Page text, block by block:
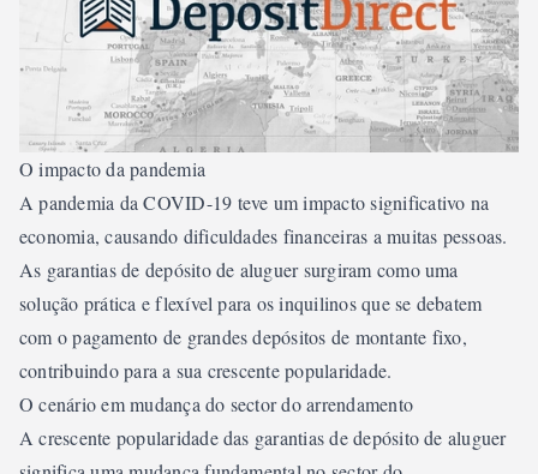
O impacto da pandemia
A pandemia da COVID-19 teve um impacto significativo na
economia, causando dificuldades financeiras a muitas pessoas.
As garantias de depósito de aluguer surgiram como uma
solução prática e flexível para os inquilinos que se debatem
com o pagamento de grandes depósitos de montante fixo,
contribuindo para a sua crescente popularidade.
O cenário em mudança do sector do arrendamento
A crescente popularidade das garantias de depósito de aluguer